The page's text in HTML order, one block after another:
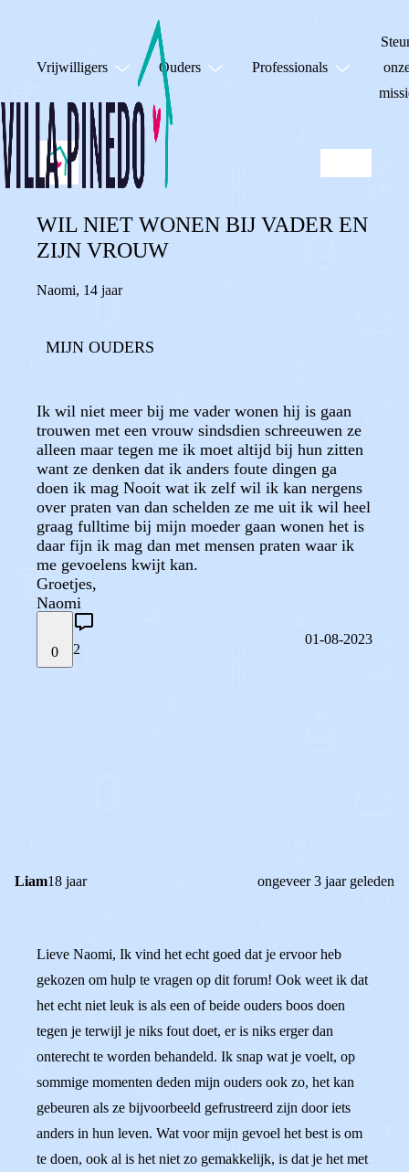
Vrijwilligers Ouders Professionals
WIL NIET WONEN BIJ VADER EN
ZIJN VROUW
Naomi, 14 jaar
MIJN OUDERS
Ik wil niet meer bij me vader wonen hij is gaan
trouwen met een vrouw sindsdien schreeuwen ze
alleen maar tegen me ik moet altijd bij hun zitten
want ze denken dat ik anders foute dingen ga
doen ik mag Nooit wat ik zelf wil ik kan nergens
over praten van dan schelden ze me uit ik wil heel
graag fulltime bij mijn moeder gaan wonen het is
daar fijn ik mag dan met mensen praten waar ik
me gevoelens kwijt kan.
Groetjes,
Naomi
0 2
01-08-2023
Liam18 jaar ongeveer 3 jaar geleden
Lieve Naomi, Ik vind het echt goed dat je ervoor heb
gekozen om hulp te vragen op dit forum! Ook weet ik dat
het echt niet leuk is als een of beide ouders boos doen
tegen je terwijl je niks fout doet, er is niks erger dan
onterecht te worden behandeld. Ik snap wat je voelt, op
sommige momenten deden mijn ouders ook zo, het kan
gebeuren als ze bijvoorbeeld gefrustreerd zijn door iets
anders in hun leven. Wat voor mijn gevoel het best is om
te doen, ook al is het niet zo gemakkelijk, is dat je het met